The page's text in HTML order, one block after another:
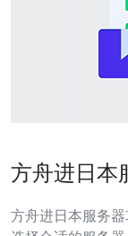
方舟进日本
方舟进日本服务器攻略 在进入日本服务器之前